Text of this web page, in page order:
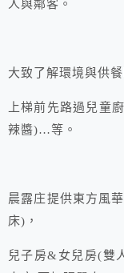
人與鄰客。
大致了解環境與供
上梯前先路過兒童
辣醬)…等。
晨露庄提供東方風
床)，
兒子房&女兒房(雙